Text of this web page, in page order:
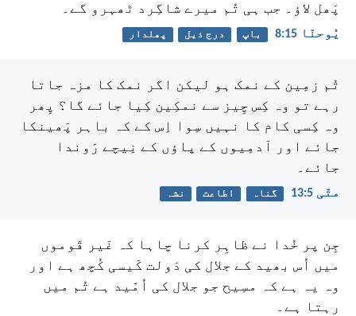
پَھل لاؤ۔ جب ہی تُم میرے شاگِرد ٹھہرو گے۔
یُوحنّا 15:‏8 باپ درج ذیل پھلدار
تُم زمِین کے نمک ہو لیکن اگر نمک کا مزہ جاتا
رہے تو وہ کِس چِیز سے نمکِین کِیا جائے گا؟ پِھر
وہ کِسی کام کا نہیں سِوا اِس کے کہ باہر پَھینکا
جائے اور آدمِیوں کے پاؤں کے نِیچے رَوندا
جائے۔
متّی 5:‏13 گناہ اطاعت نشہ
جِن پر خُدا نے ظاہِر کرنا چاہا کہ غَیر قَوموں
میں اُس بھید کے جلال کی دَولت کَیسی کُچھ ہے اور
وہ یہ ہے کہ مسِیح جو جلال کی اُمّید ہے تُم میں
رہتا ہے۔